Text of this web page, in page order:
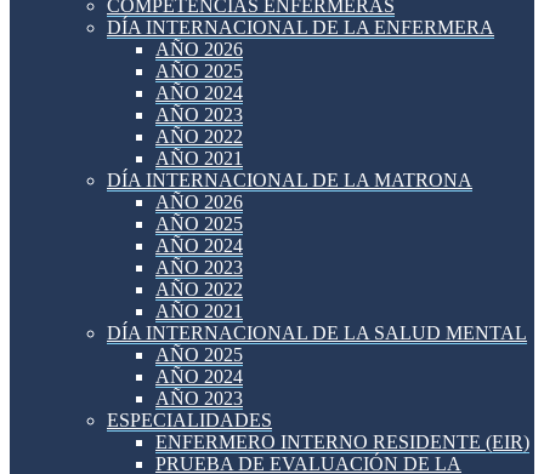
COMPETENCIAS ENFERMERAS
DÍA INTERNACIONAL DE LA ENFERMERA
AÑO 2026
AÑO 2025
AÑO 2024
AÑO 2023
AÑO 2022
AÑO 2021
DÍA INTERNACIONAL DE LA MATRONA
AÑO 2026
AÑO 2025
AÑO 2024
AÑO 2023
AÑO 2022
AÑO 2021
DÍA INTERNACIONAL DE LA SALUD MENTAL
AÑO 2025
AÑO 2024
AÑO 2023
ESPECIALIDADES
ENFERMERO INTERNO RESIDENTE (EIR)
PRUEBA DE EVALUACIÓN DE LA